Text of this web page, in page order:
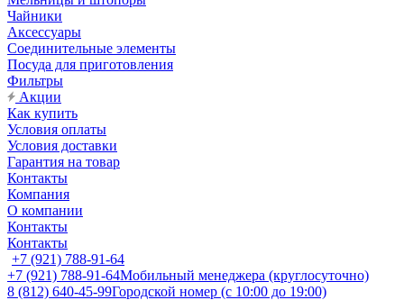
Чайники
Аксессуары
Соединительные элементы
Посуда для приготовления
Фильтры
Акции
Как купить
Условия оплаты
Условия доставки
Гарантия на товар
Контакты
Компания
О компании
Контакты
Контакты
+7 (921) 788-91-64
+7 (921) 788-91-64Мобильный менеджера (круглосуточно)
8 (812) 640-45-99Городской номер (с 10:00 до 19:00)